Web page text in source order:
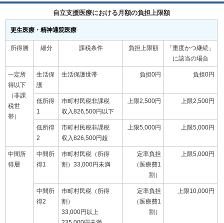
自立支援医療における月額の負担上限額
更生医療・精神通院医療
所得層 細分 課税条件 負担上限額
「重度かつ継続」
に該当の場合
一定所
得以下
（非課
税世
帯）
生活保
護
生活保護世帯 負担0円 負担0円
低所得
1
市町村民税非課税
収入826,500円以下
上限2,500円 上限2,500円
低所得
2
市町村民税非課税
収入826,500円超
上限5,000円 上限5,000円
中間所
得層
中間所
得1
市町村民税（所得
割）33,000円未満
定率負担
（医療費1
割）
上限5,000円
中間所
得2
市町村民税（所得
割）
33,000円以上
定率負担
（医療費1
割）
上限10,000円